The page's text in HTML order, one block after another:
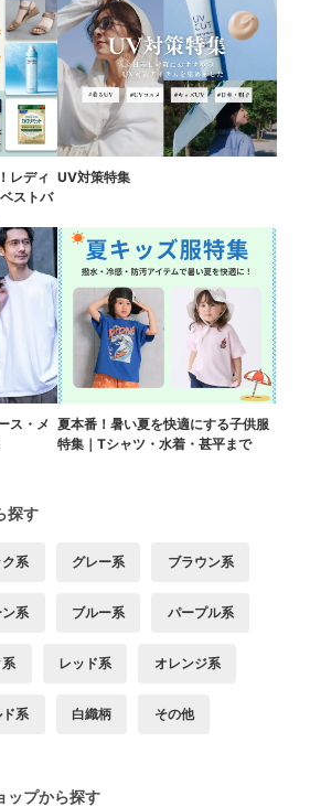
レディ
ストバ
UV対策特集
ス・メ 夏本番！暑い夏を快適にする子供服
特集｜Tシャツ・水着・甚平まで
探す
系 グレー系 ブラウン系
系 ブルー系 パープル系
系 レッド系 オレンジ系
系 白織柄 その他
ップから探す